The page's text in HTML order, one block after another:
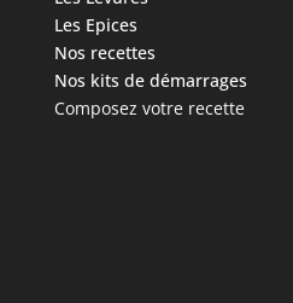
Les Epices
Nos recettes
Nos kits de démarrages
Composez votre recette